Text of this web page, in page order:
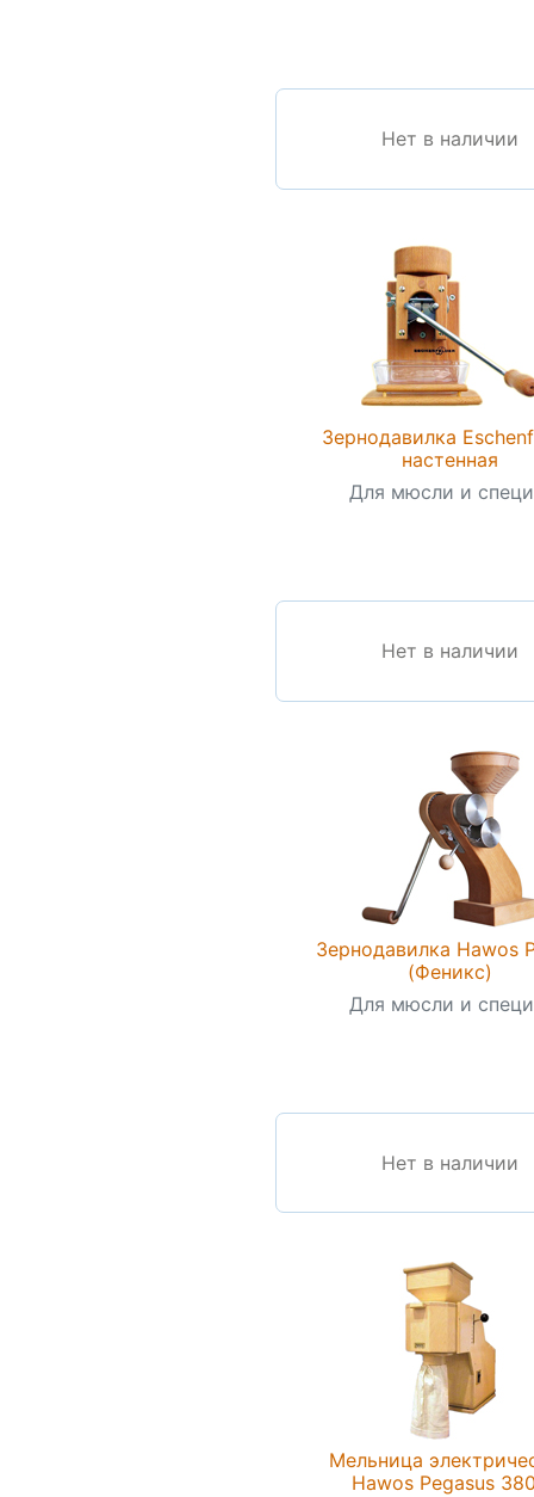
Нет в наличии
Зернодавилка
настенная
Для мюсли и
Нет в наличии
Зернодавилка Hawos
(Феникс)
Для мюсли и
Нет в наличии
Мельница
Hawos Pegasus